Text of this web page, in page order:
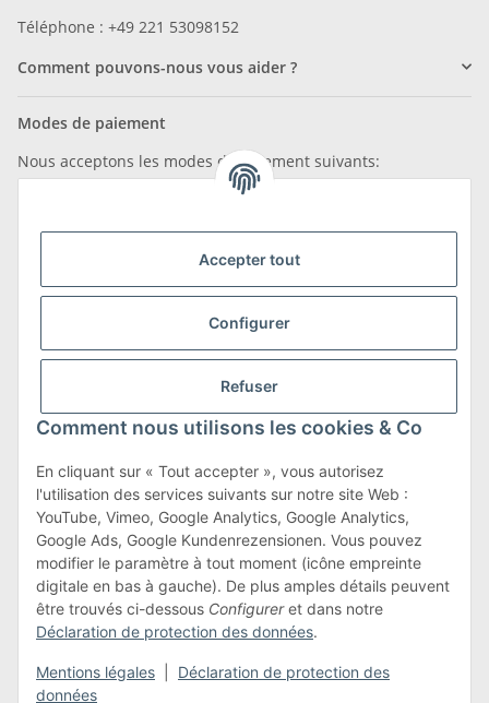
Accepter tout
Configurer
Refuser
Comment nous utilisons les cookies & Co
En cliquant sur « Tout accepter », vous autorisez
l'utilisation des services suivants sur notre site Web :
YouTube, Vimeo, Google Analytics, Google Analytics,
Google Ads, Google Kundenrezensionen. Vous pouvez
modifier le paramètre à tout moment (icône empreinte
digitale en bas à gauche). De plus amples détails peuvent
être trouvés ci-dessous Configureret dans notre
Déclaration de protection des données.
Mentions légales
Déclaration de protection des
données
Téléphone : +49 221 53098152
Comment pouvons-nous vous aider ?
Modes de paiement
Nous acceptons les modes de paiement suivants:
Transport et retours
Conditions générales
#global.withdrawalForm#
* Tous les prix incluent la TVA légale., plus lesfrais d'expédition